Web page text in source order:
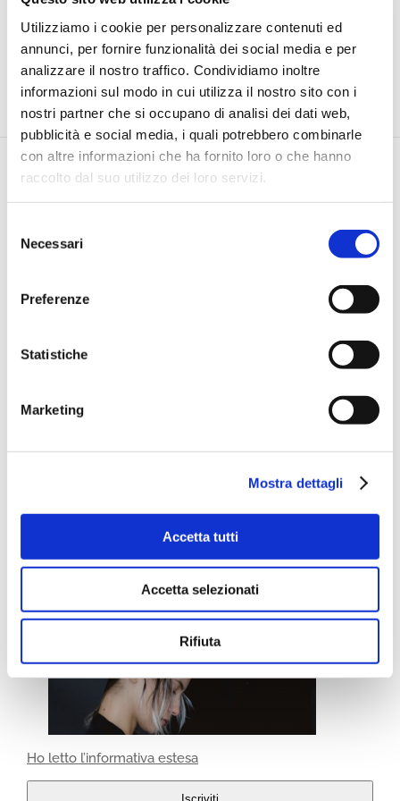
Utilizziamo i cookie per personalizzare contenuti ed
annunci, per fornire funzionalità dei social media e per
analizzare il nostro traffico. Condividiamo inoltre
informazioni sul modo in cui utilizza il nostro sito con i
nostri partner che si occupano di analisi dei dati web,
pubblicità e social media, i quali potrebbero combinarle
con altre informazioni che ha fornito loro o che hanno
raccolto dal suo utilizzo dei loro servizi.
delNecessari
Preferenze
Statistiche
Marketing
Mostra dettagli
Accetta tutti
Accetta selezionati
Rifiuta
TEL |
Ho letto l’informativa estesa